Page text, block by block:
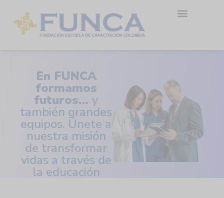
En FUNCA
formamos
futuros… y
también grandes
equipos. Únete a
nuestra misión
de transformar
vidas a través de
la educación